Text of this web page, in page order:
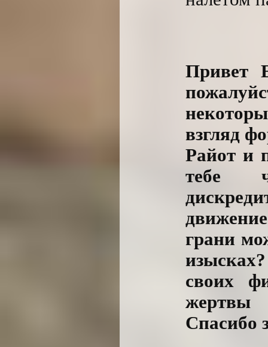
Привет
взгляд
Райот и
тебе
грани
своих
жертвы
Спасибо